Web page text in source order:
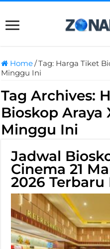
Home/Tag: Harga Tiket
Minggu Ini
Tag Archives:
Bioskop Araya
Minggu Ini
Jadwal
Cinema 21
2026